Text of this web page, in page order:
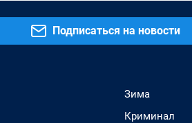
Подписаться на новости
Зима
Криминал